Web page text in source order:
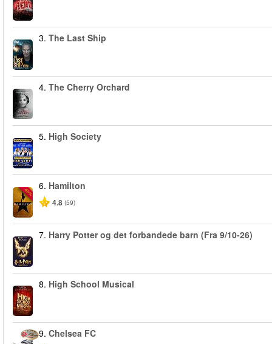
3. The Last Ship
4. The Cherry Orchard
5. High Society
-40%
6. Hamilton
4.8 (59)
7. Harry Potter og det forbandede barn (Fra 9/10-26)
8. High School Musical
9. Chelsea FC